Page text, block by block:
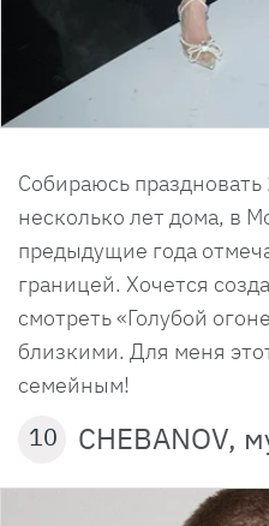
Собираюсь
несколько лет дома, в
предыдущие года
границей. Хочется
смотреть «Голубой
близкими. Для меня
семейным!
10 CHEBANOV,